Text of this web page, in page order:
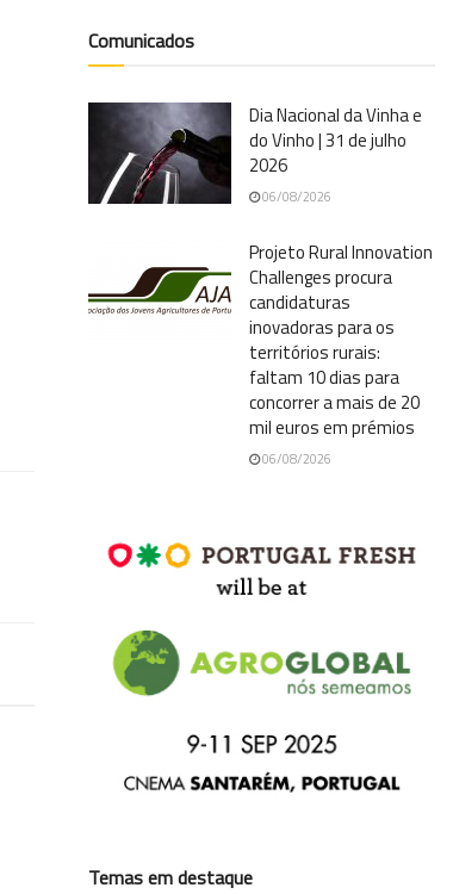
Comunicados
Dia Nacional da Vinha e
do Vinho | 31 de julho
2026
06/08/2026
Projeto Rural Innovation
Challenges procura
candidaturas
inovadoras para os
territórios rurais:
faltam 10 dias para
concorrer a mais de 20
mil euros em prémios
06/08/2026
Temas em destaque